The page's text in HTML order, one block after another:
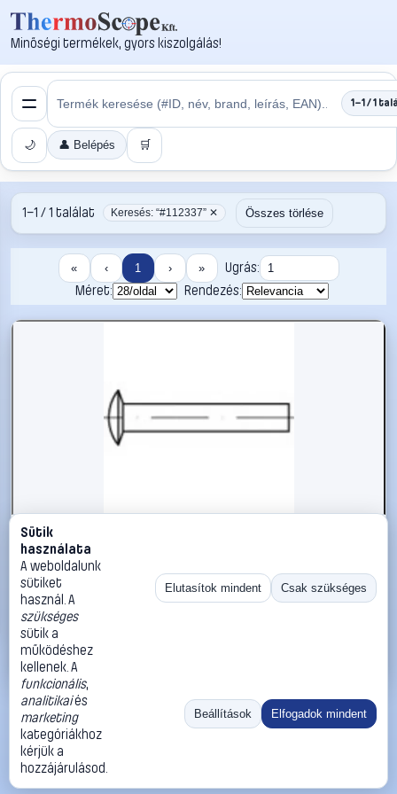
Minőségi termékek, gyors kiszolgálás!
1–1 / 1
🌙 👤 Belépés 🛒
1–1 / 1 találat Keresés: “#112337” ✕ Összes törlése
« ‹ 1 › »
Ugrás:
Méret:
Rendezés:
#112337
TOOLCRAFT 112337 Gombafejű szegecs (Ø x H) 2 mm x 4
mm Acél 2000 db
TOOLCRAFT Szegecsek
14 990 Ft
Kosárba
«
Ugrás:
Méret:
Rendezés:
©2026
ThermoScope
ÁSZF
Cégbemutató
Sütik
használata
A weboldalunk
sütiket
használ. A
szükséges
sütik a
működéshez
kellenek. A
funkcionális,
analitikaiés
marketing
kategóriákhoz
kérjük a
hozzájárulásod.
Elutasítok mindent Csak szükséges
Beállítások Elfogadok mindent